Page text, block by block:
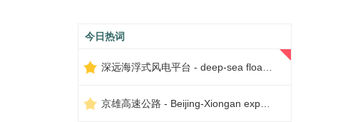
今日热词